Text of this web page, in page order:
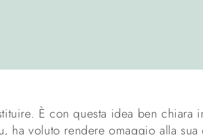
È con questa idea ben chiara
ha voluto rendere omaggio alla sua